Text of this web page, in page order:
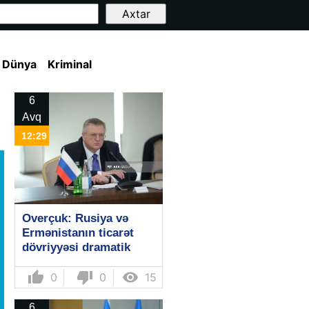
Dünya Kriminal
6
Avq
12:29
Overçuk: Rusiya və
Ermənistanın ticarət
dövriyyəsi dramatik
thumb_up 0 thumb_down 0  15